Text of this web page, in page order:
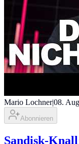
Mario Lochner|08.
Abonnieren
Sandisk-